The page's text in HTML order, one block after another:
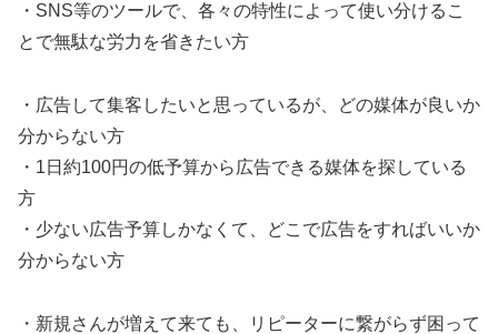
・SNS等のツールで、各々の特性によって使い分けるこ
とで無駄な労力を省きたい方
・広告して集客したいと思っているが、どの媒体が良いか
分からない方
・1日約100円の低予算から広告できる媒体を探している
方
・少ない広告予算しかなくて、どこで広告をすればいいか
分からない方
・新規さんが増えて来ても、リピーターに繋がらず困って